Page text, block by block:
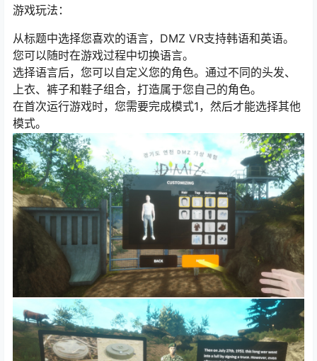
游戏玩法：
从标题中选择您喜欢的语言，DMZ VR支持韩语和英语。
您可以随时在游戏过程中切换语言。
选择语言后，您可以自定义您的角色。通过不同的头发、
上衣、裤子和鞋子组合，打造属于您自己的角色。
在首次运行游戏时，您需要完成模式1，然后才能选择其他
模式。